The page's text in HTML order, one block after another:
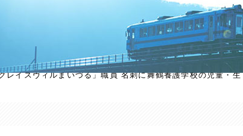
レイスヴィルまいづる」職員 名刺に舞鶴養護学校の児童・生